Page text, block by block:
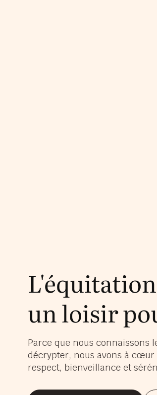
un loisir
Parce que nous connaissons
décrypter, nous avons à
respect, bienveillance et